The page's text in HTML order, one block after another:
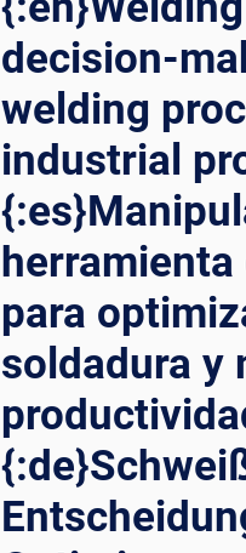
decision-
welding
industrial
para
soldadura y